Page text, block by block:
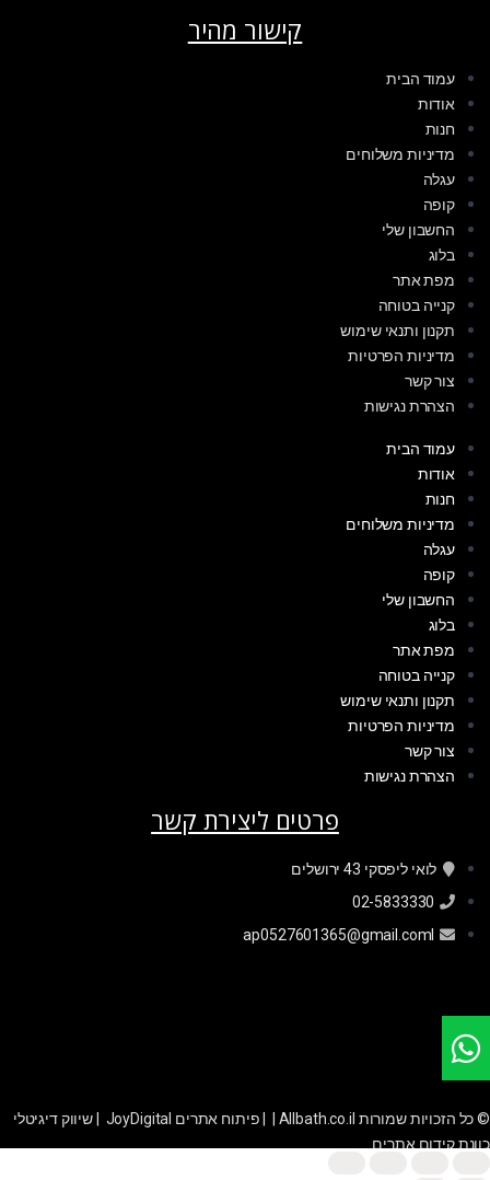
קישור מהיר
עמוד הבית
אודות
חנות
מדיניות משלוחים
עגלה
קופה
החשבון שלי
בלוג
מפת אתר
קנייה בטוחה
תקנון ותנאי שימוש
מדיניות הפרטיות
צור קשר
הצהרת נגישות
עמוד הבית
אודות
חנות
מדיניות משלוחים
עגלה
קופה
החשבון שלי
בלוג
מפת אתר
קנייה בטוחה
תקנון ותנאי שימוש
מדיניות הפרטיות
צור קשר
הצהרת נגישות
פרטים ליצירת קשר
לואי ליפסקי 43 ירושלים
02-5833330
ap0527601365@gmail.coml
© כל הזכויות שמורות Allbath.co.il | | פיתוח אתרים JoyDigital
שיווק דיגיטלי
כוונת קידום אתרים